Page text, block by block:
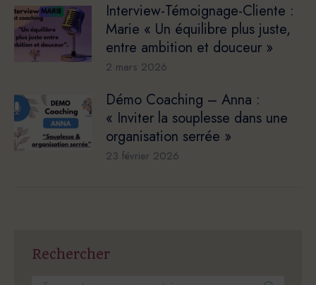
Interview-Témoignage-Cliente :
Marie « Un équilibre plus juste,
entre ambition et douceur »
2 mars 2026
Démo Coaching – Anna :
« Inviter la souplesse dans une
organisation serrée »
23 février 2026
Rechercher